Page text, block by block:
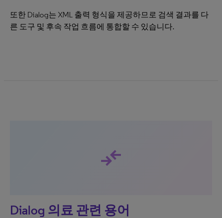
또한 Dialog는 XML 출력 형식을 제공하므로 검색 결과를 다
른 도구 및 후속 작업 흐름에 통합할 수 있습니다.
compare_arrows
Dialog 의료 관련 용어